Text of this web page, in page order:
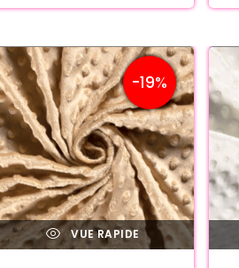
-19%
VUE RAPIDE